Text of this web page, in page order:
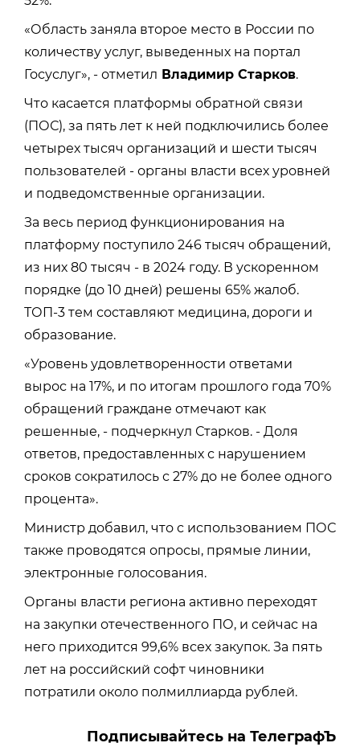
«Область заняла второе место в России по
количеству услуг, выведенных на портал
Госуслуг», - отметил Владимир Старков.
Что касается платформы обратной связи
(ПОС), за пять лет к ней подключились более
четырех тысяч организаций и шести тысяч
пользователей - органы власти всех уровней
и подведомственные организации.
За весь период функционирования на
платформу поступило 246 тысяч обращений,
из них 80 тысяч - в 2024 году. В ускоренном
порядке (до 10 дней) решены 65% жалоб.
ТОП-3 тем составляют медицина, дороги и
образование.
«Уровень удовлетворенности ответами
вырос на 17%, и по итогам прошлого года 70%
обращений граждане отмечают как
решенные, - подчеркнул Старков. - Доля
ответов, предоставленных с нарушением
сроков сократилось с 27% до не более одного
процента».
Министр добавил, что с использованием ПОС
также проводятся опросы, прямые линии,
электронные голосования.
Органы власти региона активно переходят
на закупки отечественного ПО, и сейчас на
него приходится 99,6% всех закупок. За пять
лет на российский софт чиновники
потратили около полмиллиарда рублей.
Подписывайтесь на ТелеграфЪ